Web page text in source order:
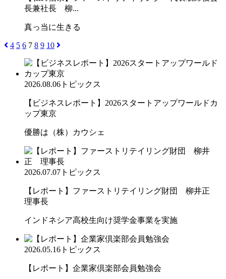
長兼社長 柳...
真っ当に生きる
4 5 6 7 8 9 10
2026.08.06 トピックス
【ビジネスレポート】2026スタートアップワールドカ
ップ東京
優勝は（株）カウシェ
2026.07.07 トピックス
【レポート】ファーストリテイリング財団 柳井正
理事長
インドネシア高校生向け奨学金事業を実施
2026.05.16 トピックス
【レポート】企業家倶楽部会員勉強会